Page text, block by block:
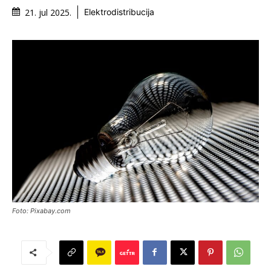
21. jul 2025. Elektrodistribucija
Foto: Pixabay.com